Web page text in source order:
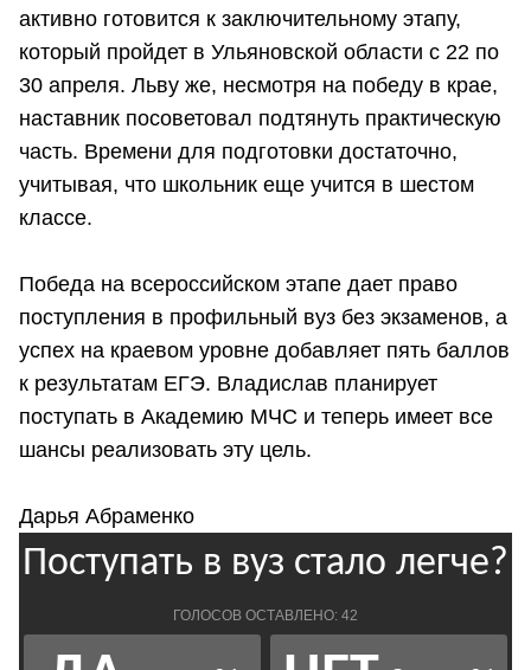
активно готовится к заключительному этапу,
который пройдет в Ульяновской области с 22 по
30 апреля. Льву же, несмотря на победу в крае,
наставник посоветовал подтянуть практическую
часть. Времени для подготовки достаточно,
учитывая, что школьник еще учится в шестом
классе.
Победа на всероссийском этапе дает право
поступления в профильный вуз без экзаменов, а
успех на краевом уровне добавляет пять баллов
к результатам ЕГЭ. Владислав планирует
поступать в Академию МЧС и теперь имеет все
шансы реализовать эту цель.
Дарья Абраменко